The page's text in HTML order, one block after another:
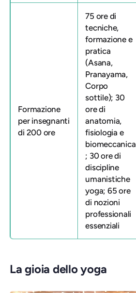
Formazione
per insegnanti
di 200 ore
75 ore di
tecniche,
formazione e
pratica
(Asana,
Pranayama,
Corpo
sottile); 30
ore di
anatomia,
fisiologia e
biomeccanica
; 30 ore di
discipline
umanistiche
yoga; 65 ore
di nozioni
professionali
essenziali
La gioia dello yoga